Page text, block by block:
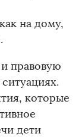
на дому,
правовую
которые
дети